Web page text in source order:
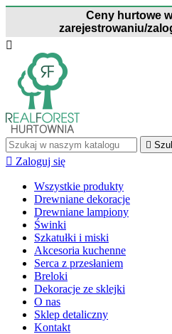
Ceny hurtowe
zarejestrowaniu/


 Zaloguj się
Wszystkie produkty
Drewniane dekoracje
Drewniane lampiony
Świnki
Szkatułki i miski
Akcesoria kuchenne
Serca z przesłaniem
Breloki
Dekoracje ze sklejki
O nas
Sklep detaliczny
Kontakt